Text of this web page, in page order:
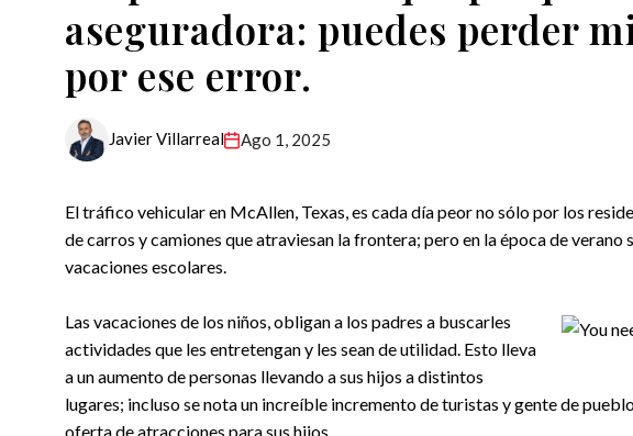
aseguradora: puedes perder
por ese error.
Javier Villarreal Ago 1, 2025
El tráfico vehicular en McAllen, Texas, es cada día peor no sólo por los
de carros y camiones que atraviesan la frontera; pero en la época de
vacaciones escolares.
Las vacaciones de los niños, obligan a los padres a buscarles
actividades que les entretengan y les sean de utilidad. Esto lleva
a un aumento de personas llevando a sus hijos a distintos
lugares; incluso se nota un increíble incremento de turistas y gente de
oferta de atracciones para sus hijos.